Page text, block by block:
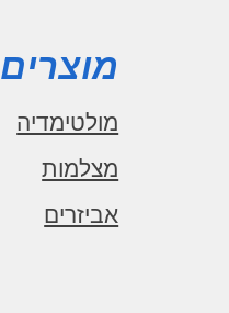
מוצרים
מולטימדיה
מצלמות
אביזרים